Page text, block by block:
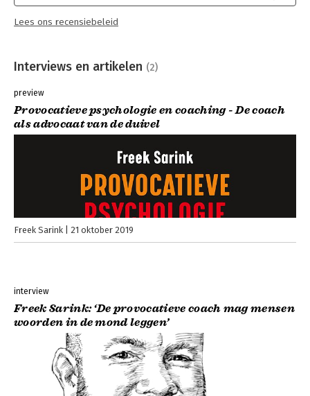
Lees ons recensiebeleid
Interviews en artikelen (2)
preview
Provocatieve psychologie en coaching - De coach
als advocaat van de duivel
Freek Sarink 21 oktober 2019
interview
Freek Sarink: ‘De provocatieve coach mag mensen
woorden in de mond leggen’